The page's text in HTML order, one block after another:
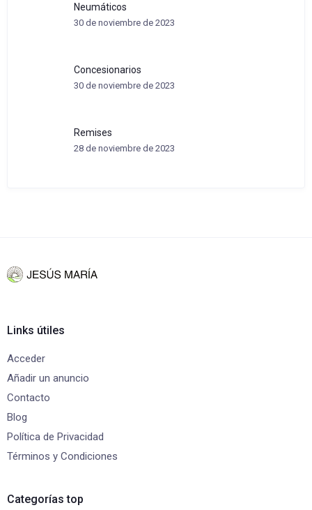
Neumáticos
30 de noviembre de 2023
Concesionarios
30 de noviembre de 2023
Remises
28 de noviembre de 2023
Links útiles
Acceder
Añadir un anuncio
Contacto
Blog
Política de Privacidad
Términos y Condiciones
Categorías top